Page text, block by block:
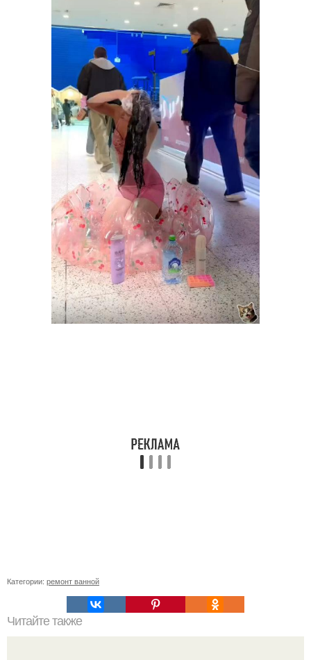
Категории: ремонт ванной
Читайте также